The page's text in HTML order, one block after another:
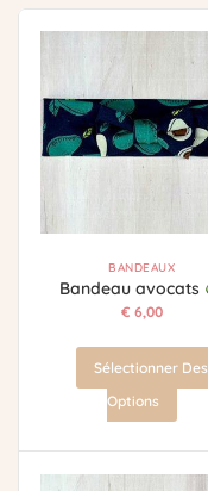
BANDEAUX
Bandeau avocats
€ 6,00
Sélectionner Des
Options